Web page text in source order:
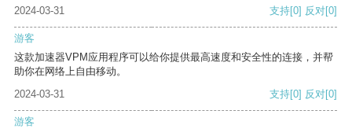
2024-03-31
支持[0] 反对[0]
游客
这款加速器VPM应用程序可以给你提供最高速度和安全性的连接，并帮
助你在网络上自由移动。
2024-03-31
支持[0] 反对[0]
游客